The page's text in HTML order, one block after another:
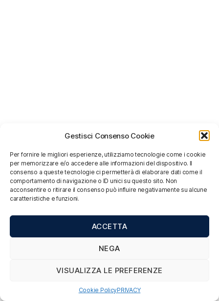
Gestisci Consenso Cookie
Per fornire le migliori esperienze, utilizziamo tecnologie come i cookie
per memorizzare e/o accedere alle informazioni del dispositivo. Il
consenso a queste tecnologie ci permetterà di elaborare dati come il
comportamento di navigazione o ID unici su questo sito. Non
acconsentire o ritirare il consenso può influire negativamente su alcune
caratteristiche e funzioni.
ACCETTA
NEGA
VISUALIZZA LE PREFERENZE
Cookie PolicyPRIVACY